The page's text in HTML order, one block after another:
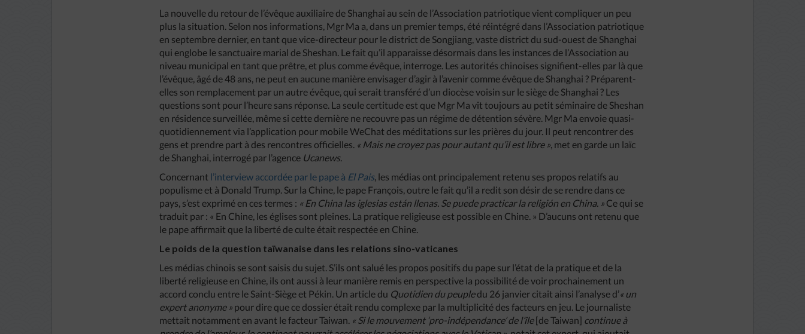
La nouvelle du retour de l’évêque auxiliaire de Shanghai au sein de l’Association patriotique vient compliquer un peu
plus la situation. Selon nos informations, Mgr Ma a, dans un premier temps, été réintégré dans l’Association patriotique
en septembre dernier, en tant que vice-directeur pour le district de Songjiang, vaste district du sud-ouest de Shanghai
qui englobe le sanctuaire marial de Sheshan. Le fait qu’il apparaisse désormais dans les instances de l’Association au
niveau municipal en tant que prêtre, et plus comme évêque, interroge. Les autorités chinoises signifient-elles par là que
l’évêque, âgé de 48 ans, ne peut en aucune manière envisager d’agir à l’avenir comme évêque de Shanghai ? Préparent-
elles son remplacement par un autre évêque, qui serait transféré d’un diocèse voisin sur le siège de Shanghai ? Les
questions sont pour l’heure sans réponse. La seule certitude est que Mgr Ma vit toujours au petit séminaire de Sheshan
en résidence surveillée, même si cette dernière ne recouvre pas un régime de détention sévère. Mgr Ma envoie quasi-
quotidiennement via l’application pour mobile WeChat des méditations sur les prières du jour. Il peut rencontrer des
gens et prendre part à des rencontres officielles. « Mais ne croyez pas pour autant qu’il est libre », met en garde un laïc
de Shanghai, interrogé par l’agence Ucanews.
Concernant l’interview accordée par le pape à El Pais, les médias ont principalement retenu ses propos relatifs au
populisme et à Donald Trump. Sur la Chine, le pape François, outre le fait qu’il a redit son désir de se rendre dans ce
pays, s’est exprimé en ces termes : « En China las iglesias están llenas. Se puede practicar la religión en China. » Ce qui se
traduit par : « En Chine, les églises sont pleines. La pratique religieuse est possible en Chine. » D’aucuns ont retenu que
le pape affirmait que la liberté de culte était respectée en Chine.
Le poids de la question taïwanaise dans les relations sino-vaticanes
Les médias chinois se sont saisis du sujet. S’ils ont salué les propos positifs du pape sur l’état de la pratique et de la
liberté religieuse en Chine, ils ont aussi à leur manière remis en perspective la possibilité de voir prochainement un
accord conclu entre le Saint-Siège et Pékin. Un article du Quotidien du peupledu 26 janvier citait ainsi l’analyse d’« un
expert anonyme » pour dire que ce dossier était rendu complexe par la multiplicité des facteurs en jeu. Le journaliste
mettait notamment en avant le facteur Taiwan. « Si le mouvement ‘pro-indépendance’ de l’île[de Taiwan] continue à